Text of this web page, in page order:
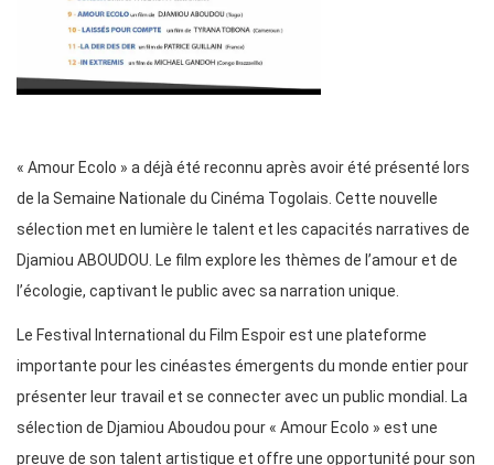
« Amour Ecolo » a déjà été reconnu après avoir été présenté lors
de la Semaine Nationale du Cinéma Togolais. Cette nouvelle
sélection met en lumière le talent et les capacités narratives de
Djamiou ABOUDOU. Le film explore les thèmes de l’amour et de
l’écologie, captivant le public avec sa narration unique.
Le Festival International du Film Espoir est une plateforme
importante pour les cinéastes émergents du monde entier pour
présenter leur travail et se connecter avec un public mondial. La
sélection de Djamiou Aboudou pour « Amour Ecolo » est une
preuve de son talent artistique et offre une opportunité pour son